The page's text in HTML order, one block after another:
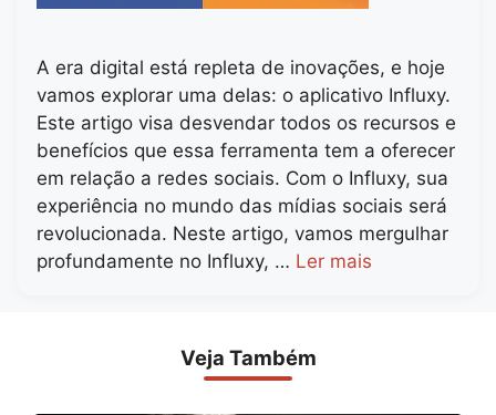
A era digital está repleta de inovações, e hoje
vamos explorar uma delas: o aplicativo Influxy.
Este artigo visa desvendar todos os recursos e
benefícios que essa ferramenta tem a oferecer
em relação a redes sociais. Com o Influxy, sua
experiência no mundo das mídias sociais será
revolucionada. Neste artigo, vamos mergulhar
profundamente no Influxy, … Ler mais
Veja Também